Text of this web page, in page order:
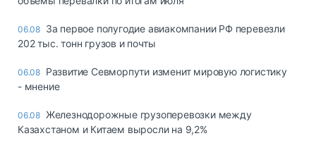
06.08 За первое полугодие авиакомпании РФ перевезли
202 тыс. тонн грузов и почты
06.08 Развитие Севморпути изменит мировую логистику
- мнение
06.08 Железнодорожные грузоперевозки между
Казахстаном и Китаем выросли на 9,2%